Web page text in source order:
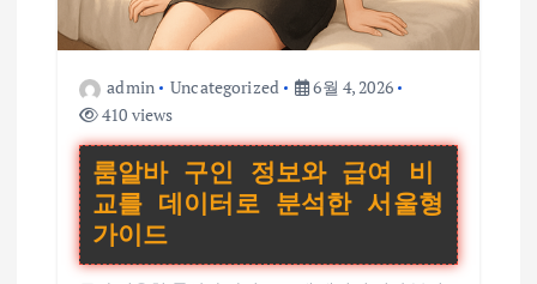
admin Uncategorized
6월 4, 2026
410 views
룸알바 구인 정보와 급여 비
교를 데이터로 분석한 서울형
가이드